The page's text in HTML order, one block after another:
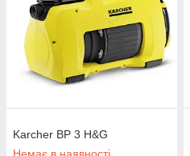
Karcher BP 3 H&G